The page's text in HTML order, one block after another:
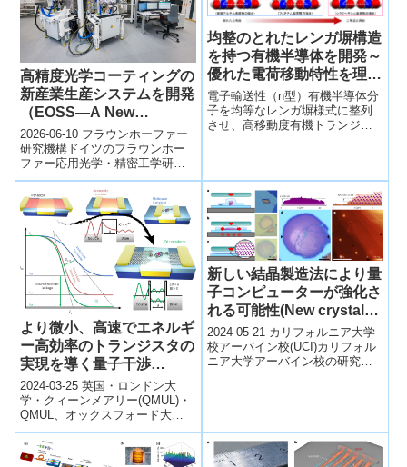
高精度光学コーティングの
新産業生産システムを開発
（EOSS—A New
Industrial Production
System for Precision
Optical Coatings）
2026-06-10 フラウンホーファー
研究機構ドイツのフラウンホー
ファー応用光学・精密工学研究
所（IOF）は、高精度光学コーテ
ィングの産業生産を効率化する
新し...
均整のとれたレンガ塀構造
を持つ有機半導体を開発～
優れた電荷移動特性を理論
的、実験的に証明～
電子輸送性（n型）有機半導体分
子を均等なレンガ塀様式に整列
させ、高移動度有機トランジス
より微小、高速でエネルギ
ー高効率のトランジスタの
実現を導く量子干渉
(Quantum interference
could lead to smaller,
faster, and more energy-
efficient transistors )
2024-03-25 英国・ロンドン大
学・クィーンメアリー(QMUL)・
QMUL、オックスフォード大
学、、ランカスター大学および
カナダ・ウォータールー大学
が、...
新しい結晶製造法により量
子コンピューターが強化さ
れる可能性(New crystal
production method could
enhance quantum
computers and
2024-05-21 カリフォルニア大学
校アーバイン校(UCI)カリフォル
ニア大学アーバイン校の研究者